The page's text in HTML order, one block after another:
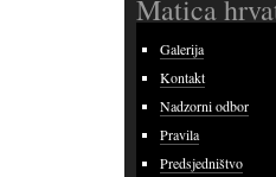
Matica
Galerija
Kontakt
Nadzorni odbor
Pravila
Predsjedništvo